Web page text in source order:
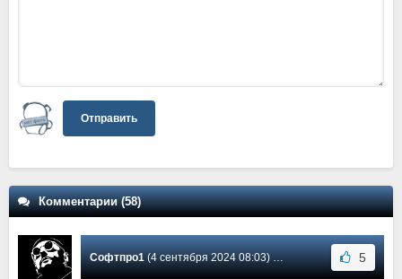
Отправить
Комментарии (58)
Софтпро1(4 сентября 2024 08:03) Сообщение #58 5